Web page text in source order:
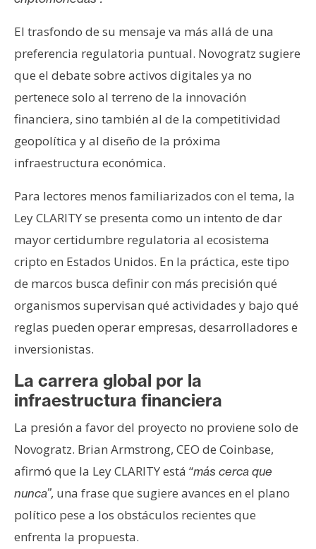
El trasfondo de su mensaje va más allá de una
preferencia regulatoria puntual. Novogratz sugiere
que el debate sobre activos digitales ya no
pertenece solo al terreno de la innovación
financiera, sino también al de la competitividad
geopolítica y al diseño de la próxima
infraestructura económica.
Para lectores menos familiarizados con el tema, la
Ley CLARITY se presenta como un intento de dar
mayor certidumbre regulatoria al ecosistema
cripto en Estados Unidos. En la práctica, este tipo
de marcos busca definir con más precisión qué
organismos supervisan qué actividades y bajo qué
reglas pueden operar empresas, desarrolladores e
inversionistas.
La carrera global por la
infraestructura financiera
La presión a favor del proyecto no proviene solo de
Novogratz. Brian Armstrong, CEO de Coinbase,
afirmó que la Ley CLARITY está “más cerca que
nunca”, una frase que sugiere avances en el plano
político pese a los obstáculos recientes que
enfrenta la propuesta.